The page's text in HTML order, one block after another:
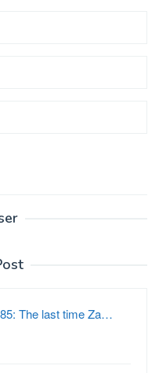
The last time Za…